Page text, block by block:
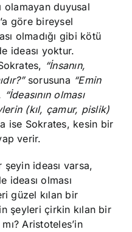
olamayan duyusal
göre bireysel
olmadığı gibi kötü
ideası yoktur.
“İnsanın,
sorusuna “Emin
“İdeasının olması
(kıl, çamur, pislik)
ise Sokrates, kesin bir
verir.
ideası varsa,
ideası olması
güzel kılan bir
şeyleri çirkin kılan bir
Aristoteles’in